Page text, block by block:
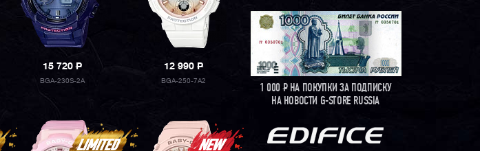
15 720P
BGA-230S-2A
12 990P
BGA-250-7A2
1 000РНА ПОКУПКИ ЗА ПОДПИСКУ
НА НОВОСТИ G-STORE RUSSIA